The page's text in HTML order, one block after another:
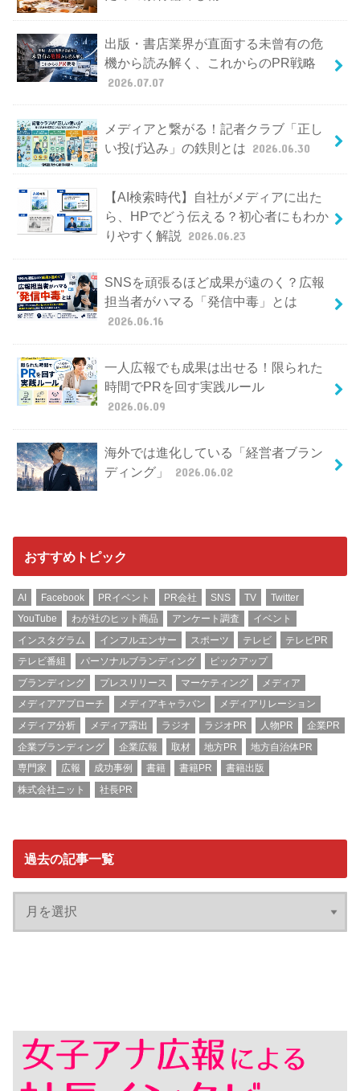
出版・書店業界が直面する未曾有の危
機から読み解く、これからのPR戦略
2026.07.07
メディアと繋がる！記者クラブ「正し
い投げ込み」の鉄則とは 2026.06.30
【AI検索時代】自社がメディアに出た
ら、HPでどう伝える？初心者にもわか
りやすく解説
2026.06.23
SNSを頑張るほど成果が遠のく？広報
担当者がハマる「発信中毒」とは
2026.06.16
一人広報でも成果は出せる！限られた
時間でPRを回す実践ルール
2026.06.09
海外では進化している「経営者ブラン
ディング」
2026.06.02
おすすめトピック
AI Facebook PRイベント PR会社 SNS TV
Twitter
YouTube
わが社のヒット商品 アンケート調査
イベント
インスタグラム
インフルエンサー スポーツ テレビ
テレビPR
テレビ番組
パーソナルブランディング
ピックアップ
ブランディング
プレスリリース マーケティング
メディア
メディアアプローチ
メディアキャラバン
メディアリレーション
メディア分析
メディア露出 ラジオ ラジオPR 人物PR
企業PR
企業ブランディング
企業広報 取材 地方PR
地方自治体PR
専門家
広報 成功事例 書籍 書籍PR
書籍出版
株式会社ニット
社長PR
過去の記事一覧